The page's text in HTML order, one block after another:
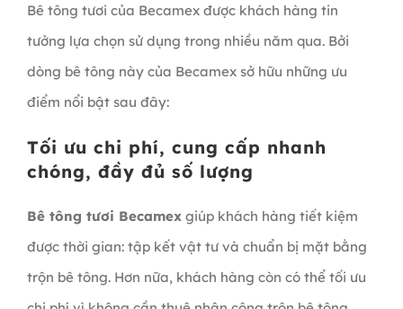
Bê tông tươi của Becamex được khách hàng tin
tưởng lựa chọn sử dụng trong nhiều năm qua. Bởi
dòng bê tông này của Becamex sở hữu những ưu
điểm nổi bật sau đây:
Tối ưu chi phí, cung cấp nhanh
chóng, đầy đủ số lượng
Bê tông tươi Becamexgiúp khách hàng tiết kiệm
được thời gian: tập kết vật tư và chuẩn bị mặt bằng
trộn bê tông. Hơn nữa, khách hàng còn có thể tối ưu